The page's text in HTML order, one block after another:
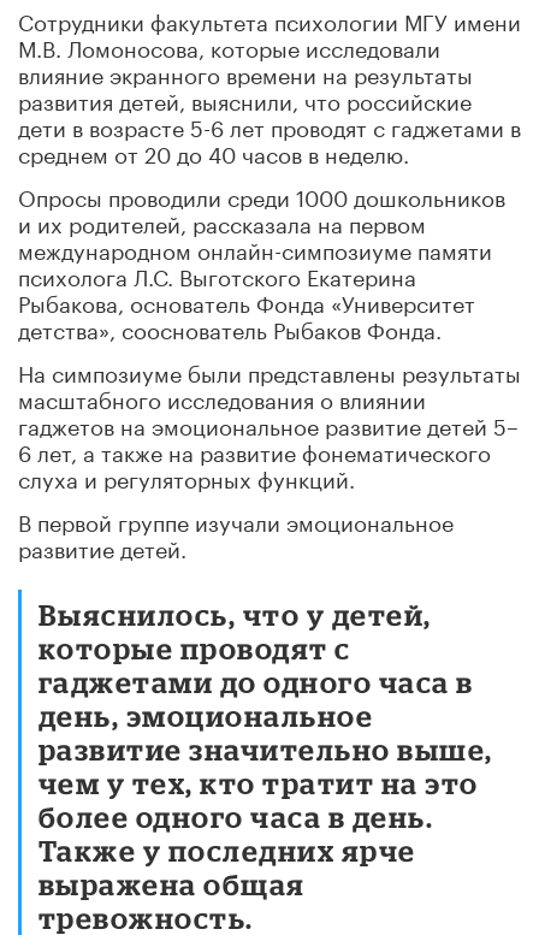
Сотрудники факультета психологии МГУ имени
М.В. Ломоносова, которые исследовали
влияние экранного времени на результаты
развития детей, выяснили, что российские
дети в возрасте 5-6 лет проводят с гаджетами в
среднем от 20 до 40 часов в неделю.
Опросы проводили среди 1000 дошкольников
и их родителей, рассказала на первом
международном онлайн-симпозиуме памяти
психолога Л.С. Выготского Екатерина
Рыбакова, основатель Фонда «Университет
детства», сооснователь Рыбаков Фонда.
На симпозиуме были представлены результаты
масштабного исследования о влиянии
гаджетов на эмоциональное развитие детей 5–
6 лет, а также на развитие фонематического
слуха и регуляторных функций.
В первой группе изучали эмоциональное
развитие детей.
Выяснилось, что у детей,
которые проводят с
гаджетами до одного часа в
день, эмоциональное
развитие значительно выше,
чем у тех, кто тратит на это
более одного часа в день.
Также у последних ярче
выражена общая
тревожность.